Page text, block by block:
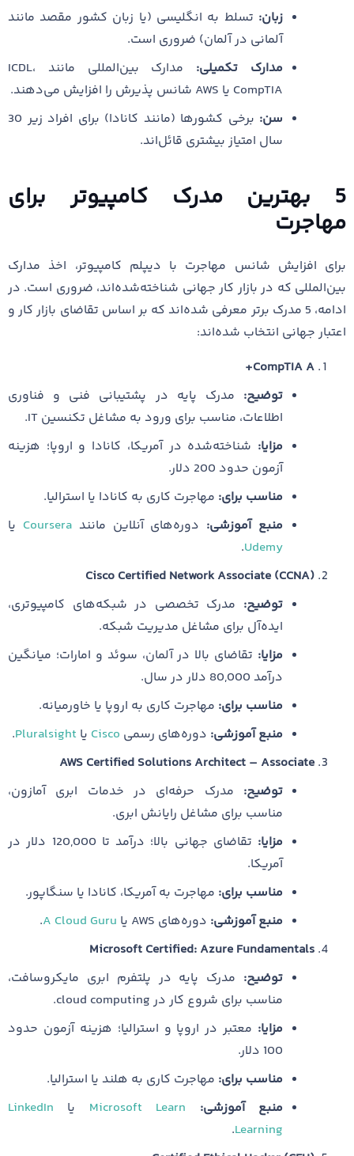
زبان: تسلط به انگلیسی (یا زبان کشور مقصد مانند
آلمانی در آلمان) ضروری است.
مدارک تکمیلی:
مدارک بین‌المللی مانند ICDL،
CompTIA یا AWS شانس پذیرش را افزایش می‌دهند.
سن:
برخی کشورها (مانند کانادا) برای افراد زیر 30
سال امتیاز بیشتری قائل‌اند.
5 بهترین مدرک کامپیوتر برای
مهاجرت
برای افزایش شانس مهاجرت با دیپلم کامپیوتر، اخذ مدارک
بین‌المللی که در بازار کار جهانی شناخته‌شده‌اند، ضروری است. در
ادامه، 5 مدرک برتر معرفی شده‌اند که بر اساس تقاضای بازار کار و
اعتبار جهانی انتخاب شده‌اند:
CompTIA A+
توضیح: مدرک پایه در پشتیبانی فنی و فناوری
اطلاعات، مناسب برای ورود به مشاغل تکنسین IT.
مزایا: شناخته‌شده در آمریکا، کانادا و اروپا؛ هزینه
آزمون حدود 200 دلار.
مناسب برای: مهاجرت کاری به کانادا یا استرالیا.
منبع آموزشی: دوره‌های آنلاین مانندCoursera یا
Udemy
.
Cisco Certified Network Associate (CCNA)
توضیح: مدرک تخصصی در شبکه‌های کامپیوتری،
ایده‌آل برای مشاغل مدیریت شبکه.
مزایا: تقاضای بالا در آلمان، سوئد و امارات؛ میانگین
درآمد 80,000 دلار در سال.
مناسب برای: مهاجرت کاری به اروپا یا خاورمیانه.
منبع آموزشی: دوره‌های رسمی Cisco یا Pluralsight
.
AWS Certified Solutions Architect – Associate
توضیح: مدرک حرفه‌ای در خدمات ابری آمازون،
مناسب برای مشاغل رایانش ابری.
مزایا:
تقاضای جهانی بالا؛ درآمد تا 120,000 دلار در
آمریکا.
مناسب برای: مهاجرت به آمریکا، کانادا یا سنگاپور.
منبع آموزشی: دوره‌های AWS یا A Cloud Guru
.
Microsoft Certified: Azure Fundamentals
توضیح: مدرک پایه در پلتفرم ابری مایکروسافت،
مناسب برای شروع کار در cloud computing.
مزایا: معتبر در اروپا و استرالیا؛ هزینه آزمون حدود
100 دلار.
مناسب برای: مهاجرت کاری به هلند یا استرالیا.
منبع آموزشی:
Microsoft Learn یا LinkedIn
Learning
.